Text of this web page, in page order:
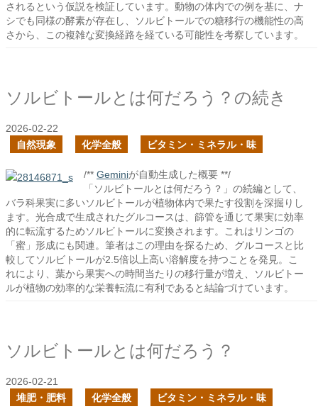
されるという仮説を検証しています。動物の体内での例を基に、ナ
シでも同様の酵素が存在し、ソルビトールでの糖移行の機能性の高
さから、この複雑な変換経路を経ている可能性を考察しています。
ソルビトールとは何だろう？の続き
2026-02-22
自然現象
化学全般 ビタミン・ミネラル・味
/** Geminiが自動生成した概要 **/
「ソルビトールとは何だろう？」の続編として、
バラ科果実に多いソルビトールが植物体内で果たす役割を深掘りし
ます。光合成で生成されたグルコースは、篩管を通じて果実に効率
的に転流するためソルビトールに変換されます。これはリンゴの
「蜜」形成にも関連。筆者はこの理由を探るため、グルコースと比
較してソルビトールが2.5倍以上高い溶解度を持つことを発見。こ
れにより、葉から果実への時間当たりの移行量が増え、ソルビトー
ルが植物の効率的な栄養転流に有利であると結論づけています。
ソルビトールとは何だろう？
2026-02-21
堆肥・肥料
化学全般 ビタミン・ミネラル・味